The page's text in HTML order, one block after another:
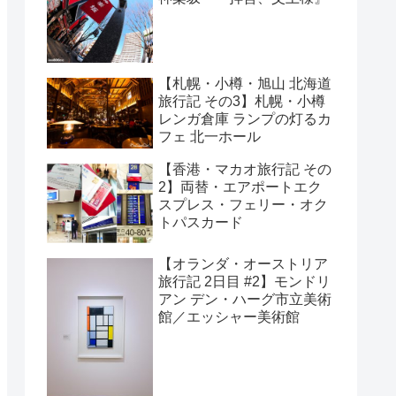
【札幌・小樽・旭山 北海道
旅行記 その3】札幌・小樽
レンガ倉庫 ランプの灯るカ
フェ 北一ホール
【香港・マカオ旅行記 その
2】両替・エアポートエク
スプレス・フェリー・オク
トパスカード
【オランダ・オーストリア
旅行記 2日目 #2】モンドリ
アン デン・ハーグ市立美術
館／エッシャー美術館